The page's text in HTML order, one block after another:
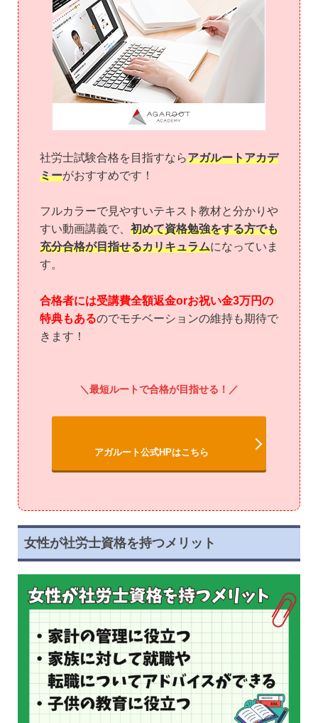
社労士試験合格を目指すならアガルートアカデ
ミーがおすすめです！
フルカラーで見やすいテキスト教材と分かりや
すい動画講義で、 初めて資格勉強をする方でも
充分合格が目指せるカリキュラムになっていま
す。
合格者には受講費全額返金orお祝い金3万円の
特典もあるのでモチベーションの維持も期待で
きます！
最短ルートで合格が目指せる！
アガルート公式HPはこちら
女性が社労士資格を持つメリット